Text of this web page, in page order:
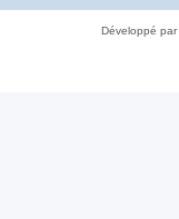
Développé par